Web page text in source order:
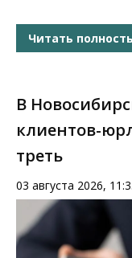
Читать
В
клиентов-
треть
03 августа 2026,